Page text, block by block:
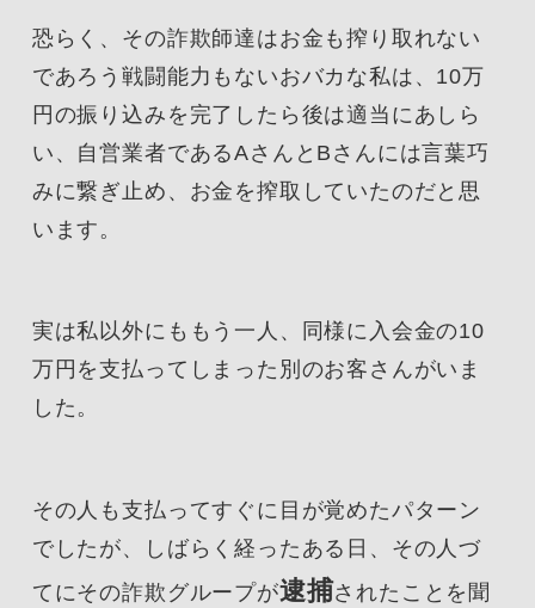
恐らく、その詐欺師達はお金も搾り取れない
であろう戦闘能力もないおバカな私は、10万
円の振り込みを完了したら後は適当にあしら
い、自営業者であるAさんとBさんには言葉巧
みに繋ぎ止め、お金を搾取していたのだと思
います。
実は私以外にももう一人、同様に入会金の10
万円を支払ってしまった別のお客さんがいま
した。
その人も支払ってすぐに目が覚めたパターン
でしたが、しばらく経ったある日、その人づ
てにその詐欺グループが逮捕されたことを聞